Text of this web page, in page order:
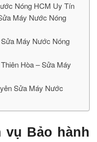
Nóng HCM Uy Tín
Máy Nước Nóng
Máy Nước Nóng
Hòa – Sửa Máy
Sửa Máy Nước
vụ Bảo hành